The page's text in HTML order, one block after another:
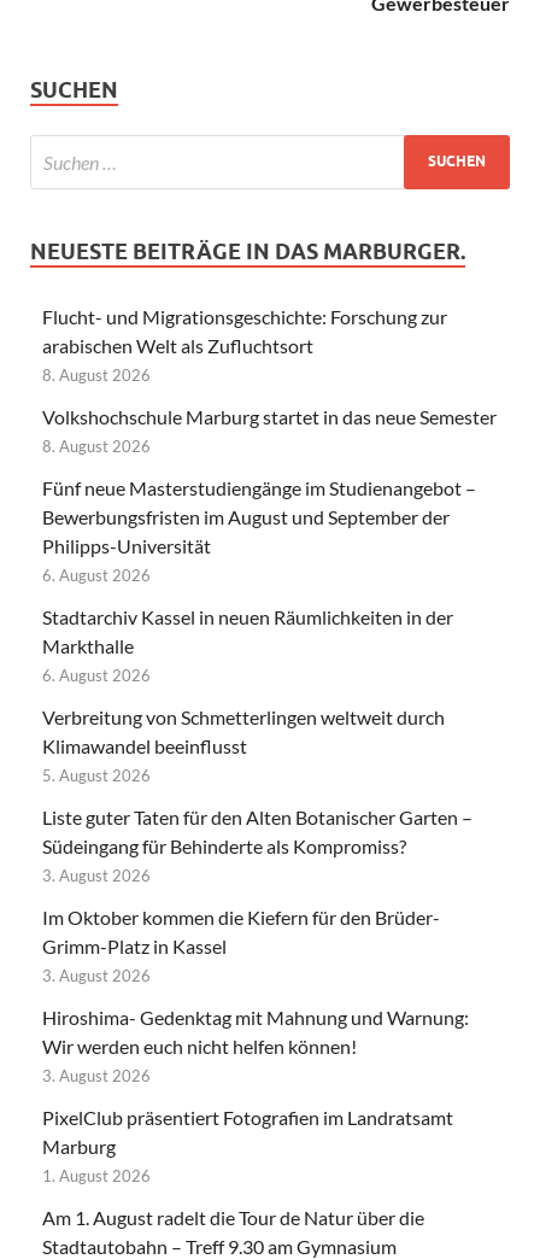
SUCHEN
NEUESTE BEITRÄGE IN DAS MARBURGER.
Flucht- und Migrationsgeschichte: Forschung zur
arabischen Welt als Zufluchtsort
8. August 2026
Volkshochschule Marburg startet in das neue Semester
8. August 2026
Fünf neue Masterstudiengänge im Studienangebot –
Bewerbungsfristen im August und September der
Philipps-Universität
6. August 2026
Stadtarchiv Kassel in neuen Räumlichkeiten in der
Markthalle
6. August 2026
Verbreitung von Schmetterlingen weltweit durch
Klimawandel beeinflusst
5. August 2026
Liste guter Taten für den Alten Botanischer Garten –
Südeingang für Behinderte als Kompromiss?
3. August 2026
Im Oktober kommen die Kiefern für den Brüder-
Grimm-Platz in Kassel
3. August 2026
Hiroshima- Gedenktag mit Mahnung und Warnung:
Wir werden euch nicht helfen können!
3. August 2026
PixelClub präsentiert Fotografien im Landratsamt
Marburg
1. August 2026
Am 1. August radelt die Tour de Natur über die
Stadtautobahn – Treff 9.30 am Gymnasium